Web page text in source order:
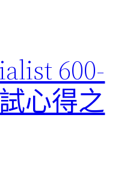
600-
心得之